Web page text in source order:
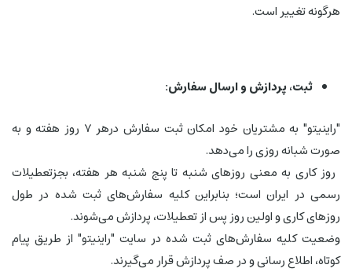
هرگونه تغییر است.
ثبت، پردازش و ارسال سفارش:
"راینیتو" به مشتریان خود امکان ثبت سفارش درهر ۷ روز هفته و به
صورت شبانه روزی را می‌‏دهد.
روز کاری به معنی روزهای شنبه تا پنج شنبه هر هفته، بجزتعطیلات
رسمی در ایران است؛ بنابراین کلیه سفارش‏‌های ثبت شده در طول
روزهای کاری و اولین روز پس از تعطیلات، پردازش می‌‏شوند.
وضعیت کلیه سفارش‌‏های ثبت شده در سایت "راینیتو" از طریق پیام
کوتاه، اطلاع رسانی و در صف پردازش قرار می‏‌گیرند.